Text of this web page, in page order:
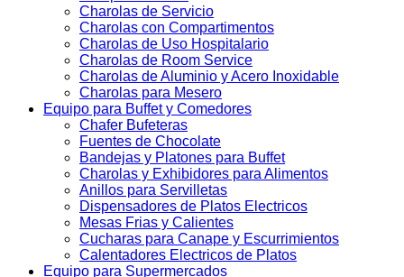
Charolas de Servicio
Charolas con Compartimentos
Charolas de Uso Hospitalario
Charolas de Room Service
Charolas de Aluminio y Acero Inoxidable
Charolas para Mesero
Equipo para Buffet y Comedores
Chafer Bufeteras
Fuentes de Chocolate
Bandejas y Platones para Buffet
Charolas y Exhibidores para Alimentos
Anillos para Servilletas
Dispensadores de Platos Electricos
Mesas Frias y Calientes
Cucharas para Canape y Escurrimientos
Calentadores Electricos de Platos
Equipo para Supermercados